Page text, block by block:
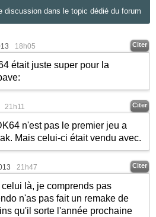
discussion dans le topic dédié du forum
18h05 Citer
était juste super pour la
21h11 Citer
n'est pas le premier jeu a
Mais celui-ci était vendu avec.
21h47 Citer
là, je comprends pas
n'as pas fait un remake de
qu'il sorte l'année prochaine